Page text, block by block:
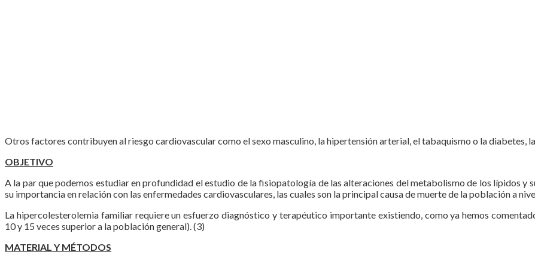
Otros factores contribuyen al riesgo cardiovascular como el sexo masculino, la hipertensión arterial, el tabaquismo o la diabetes,
OBJETIVO
A la par que podemos estudiar en profundidad el estudio de la fisiopatología de las alteraciones del metabolismo de los lípidos y
su importancia en relación con las enfermedades cardiovasculares, las cuales son la principal causa de muerte de la población a
La hipercolesterolemia familiar requiere un esfuerzo diagnóstico y terapéutico importante existiendo, como ya hemos
10 y 15 veces superior a la población general). (3)
MATERIAL Y MÉTODOS